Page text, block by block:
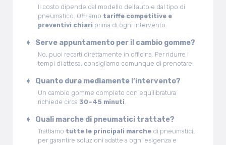
Il costo dipende dal modello dell’auto e dal tipo di
pneumatico. Offriamo tariffe competitive e
preventivi chiari prima di ogni intervento.
Serve appuntamento per il cambio gomme?
No, puoi recarti direttamente in officina. Per ridurre i
tempi di attesa, consigliamo comunque di prenotare.
Quanto dura mediamente l’intervento?
Un cambio gomme completo con equilibratura
richiede circa 30–45 minuti.
Quali marche di pneumatici trattate?
Trattiamo tutte le principali marchedi pneumatici,
per garantire soluzioni adatte a ogni esigenza e